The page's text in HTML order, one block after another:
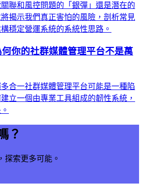
聯和風控問題的「銀彈」還是潛在的
將揭示我們真正害怕的風險，剖析常見
穩定營運系統的系統性思路。
你的社群媒體管理平台不是萬
合一社群媒體管理平台可能是一種陷
立一個由專業工具組成的韌性系統，
？
探索更多可能。